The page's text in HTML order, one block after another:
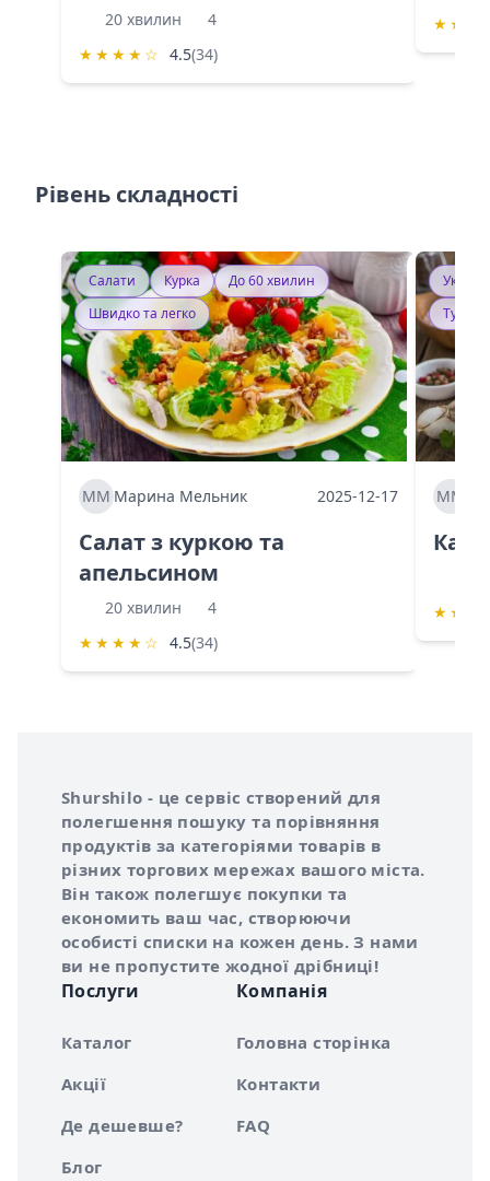
20 хвилин
4
★ ★ ★ ★ ☆ 4.5(34)
★ ★
Рівень складності
Салати Курка
До 60 хвилин
Швидко та легко
ММ Марина Мельник 2025-12-17
Салат з куркою та
апельсином
20 хвилин
4
★ ★ ★ ★ ☆ 4.5(34)
ММ
★ ★
Про сервіс Shurshilo
Shurshilo - це сервіс створений для
полегшення пошуку та порівняння
продуктів за категоріями товарів в
різних торгових мережах вашого міста.
Він також полегшує покупки та
економить ваш час, створюючи
особисті списки на кожен день. З нами
ви не пропустите жодної дрібниці!
Послуги
Каталог
Акції
Де дешевше?
Блог
Компанія
Головна сторінка
Контакти
FAQ